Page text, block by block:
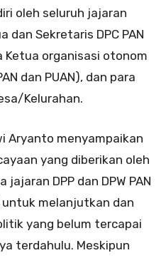
oleh seluruh jajaran
dan Sekretaris DPC PAN
Ketua organisasi otonom
dan PUAN), dan para
Kelurahan.
Aryanto menyampaikan
yang diberikan oleh
jajaran DPP dan DPW PAN
melanjutkan dan
yang belum tercapai
terdahulu. Meskipun